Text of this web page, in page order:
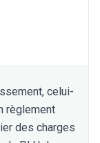
celui-
règlement
des charges